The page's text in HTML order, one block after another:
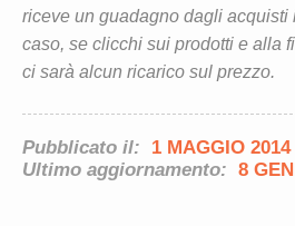
riceve un guadagno dagli acquisti
caso, se clicchi sui prodotti e alla
ci sarà alcun ricarico sul prezzo.
Pubblicato il:
1 MAGGIO 2014
Ultimo aggiornamento: 8